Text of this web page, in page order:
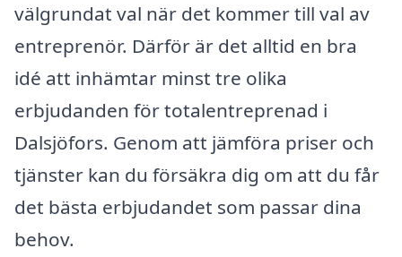
välgrundat val när det kommer till val av
entreprenör. Därför är det alltid en bra
idé att inhämtar minst tre olika
erbjudanden för totalentreprenad i
Dalsjöfors. Genom att jämföra priser och
tjänster kan du försäkra dig om att du får
det bästa erbjudandet som passar dina
behov.